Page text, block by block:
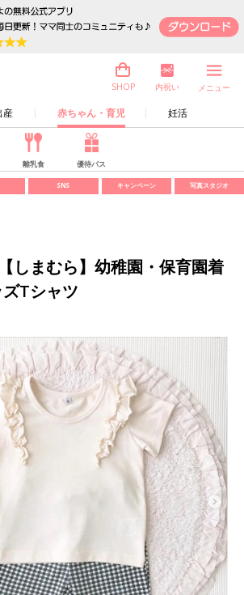
産 赤ちゃん・育児 妊活
SHOP 内祝い メニュー
離乳食 優待パス
SNS キャンペーン 写真スタジオ
しまむら】幼稚園・保育園着
Tシャツ